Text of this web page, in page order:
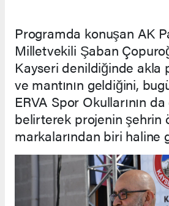
Programda konuşan AK
Milletvekili Şaban
Kayseri denildiğinde akla
ve mantının geldiğini,
ERVA Spor Okullarının
belirterek projenin şehrin
markalarından biri haline